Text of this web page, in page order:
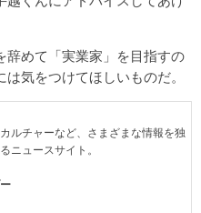
めて「実業家」を目指すの
気をつけてほしいものだ。
ルチャーなど、さまざまな情報を独
ニュースサイト。